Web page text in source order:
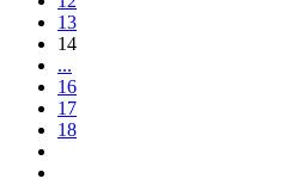
13
14
...
16
17
18